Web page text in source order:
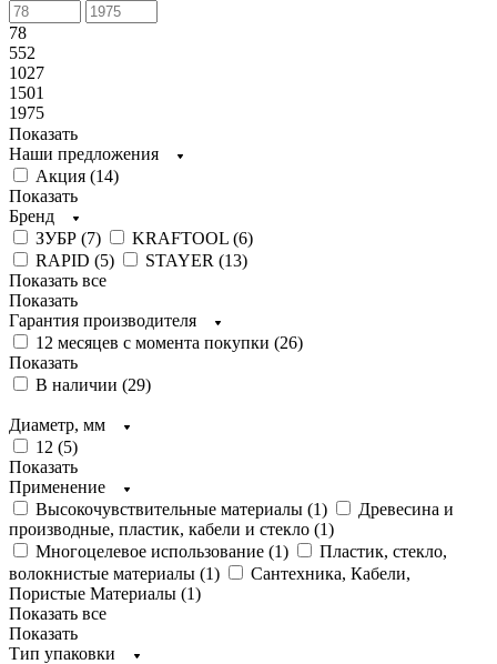
78
552
1027
1501
1975
Показать
Наши предложения
Акция (14)
Показать
Бренд
ЗУБР (7) KRAFTOOL (6)
RAPID (5) STAYER (13)
Показать все
Показать
Гарантия производителя
12 месяцев с момента покупки (26)
Показать
В наличии (29)
Диаметр, мм
12 (5)
Показать
Применение
Высокочувствительные материалы (1)
Древесина и
производные, пластик, кабели и стекло (1)
Многоцелевое использование (1)
Пластик, стекло,
волокнистые материалы (1)
Сантехника, Кабели,
Пористые Материалы (1)
Показать все
Показать
Тип упаковки